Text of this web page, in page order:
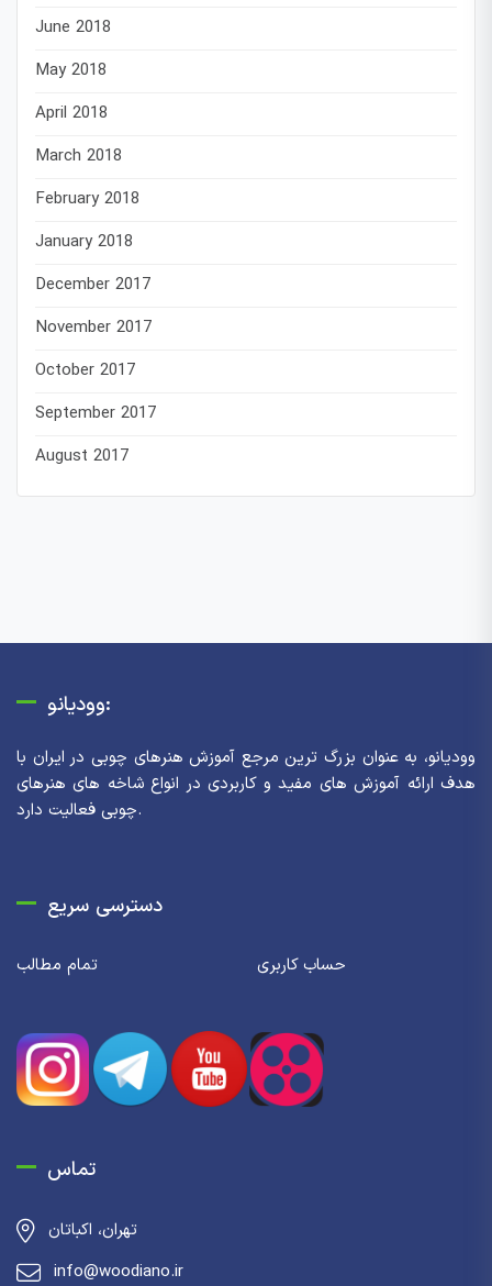
June 2018
May 2018
April 2018
March 2018
February 2018
January 2018
December 2017
November 2017
October 2017
September 2017
August 2017
وودیانو:
وودیانو، به عنوان بزرگ ترین مرجع آموزش هنرهای چوبی در ایران با
هدف ارائه آموزش های مفید و کاربردی در انواع شاخه های هنرهای
چوبی فعالیت دارد.
دسترسی سریع
تمام مطالب حساب کاربری
تماس
تهران، اکباتان
info@woodiano.ir